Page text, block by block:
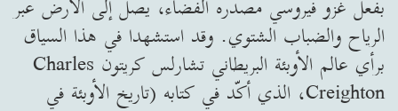
بفعل غزو فيروسي مصدره الفضاء، يصل إلى الأرض عبر
الرياح والضباب الشتوي. وقد استشهدا في هذا السياق
برأي عالم الأوبئة البريطاني تشارلس كريتون Charles
Creighton، الذي أكّد في كتابه (تاريخ الأوبئة في